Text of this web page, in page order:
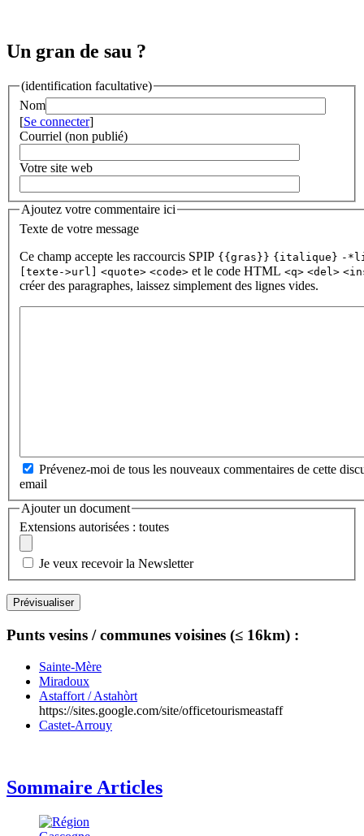
Un gran de sau ?
(identification facultative)
Nom
[Se connecter]
Courriel (non publié)
Votre site web
Ajoutez votre commentaire ici
Texte de votre message
Ce champ accepte les raccourcis SPIP {{gras}} {italique} -
[texte->url] <quote> <code> et le code HTML <q> <del>
créer des paragraphes, laissez simplement des lignes vides.
Prévenez-moi de tous les nouveaux commentaires de cette
email
Ajouter un document
Extensions autorisées : toutes
Je veux recevoir la Newsletter
Punts vesins / communes voisines (≤ 16km) :
Sainte-Mère
Miradoux
Astaffort / Astahòrt
https://sites.google.com/site/officetourismeastaff
Castet-Arrouy
Sommaire Articles